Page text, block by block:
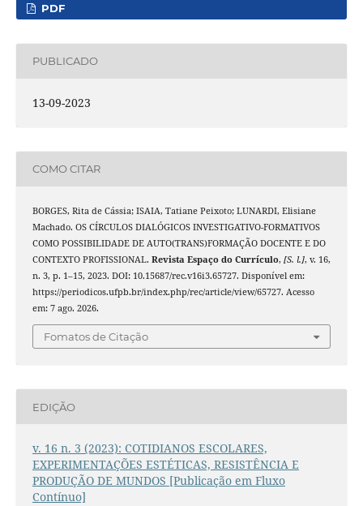
PDF
PUBLICADO
13-09-2023
COMO CITAR
BORGES, Rita de Cássia; ISAIA, Tatiane Peixoto; LUNARDI, Elisiane
Machado. OS CÍRCULOS DIALÓGICOS INVESTIGATIVO-FORMATIVOS
COMO POSSIBILIDADE DE AUTO(TRANS)FORMAÇÃO DOCENTE E DO
CONTEXTO PROFISSIONAL. Revista Espaço do Currículo, [S. l.], v. 16,
n. 3, p. 1–15, 2023. DOI: 10.15687/rec.v16i3.65727. Disponível em:
https://periodicos.ufpb.br/index.php/rec/article/view/65727. Acesso
em: 7 ago. 2026.
Fomatos de Citação
EDIÇÃO
v. 16 n. 3 (2023): COTIDIANOS ESCOLARES,
EXPERIMENTAÇÕES ESTÉTICAS, RESISTÊNCIA E
PRODUÇÃO DE MUNDOS [Publicação em Fluxo
Contínuo]